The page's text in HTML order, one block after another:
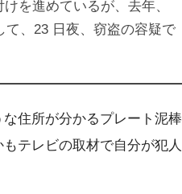
を進めているが、去年、
、23 日夜、窃盗の容疑で
住所が分かるプレート泥棒
テレビの取材で自分が犯人